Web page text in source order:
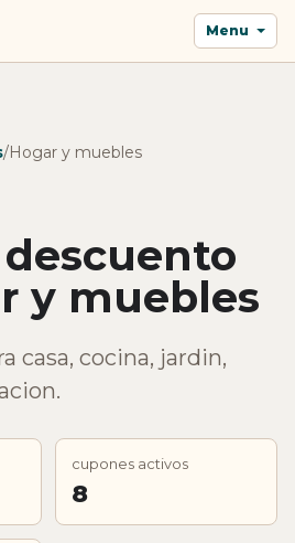
Menu
/Hogar y muebles
y muebles
casa, cocina, jardin,
cupones activos
8